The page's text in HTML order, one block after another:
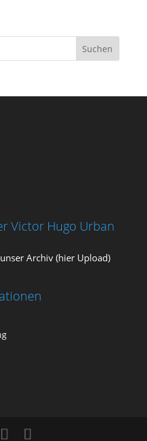
Victor Hugo Urban
Archiv (hier Upload)